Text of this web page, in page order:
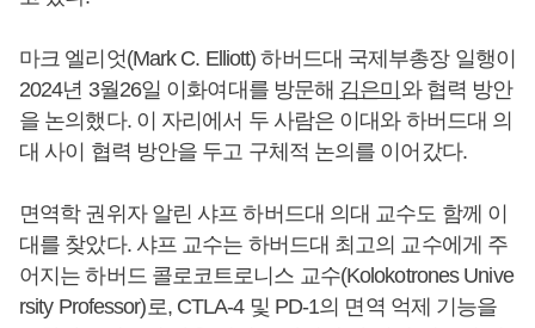
마크 엘리엇(Mark C. Elliott) 하버드대 국제부총장 일행이
2024년 3월26일 이화여대를 방문해 김은미 와 협력 방안
을 논의했다. 이 자리에서 두 사람은 이대와 하버드대 의
대 사이 협력 방안을 두고 구체적 논의를 이어갔다.
면역학 권위자 알린 샤프 하버드대 의대 교수도 함께 이
대를 찾았다. 샤프 교수는 하버드대 최고의 교수에게 주
어지는 하버드 콜로코트로니스 교수(Kolokotrones Unive
rsity Professor)로, CTLA-4 및 PD-1의 면역 억제 기능을